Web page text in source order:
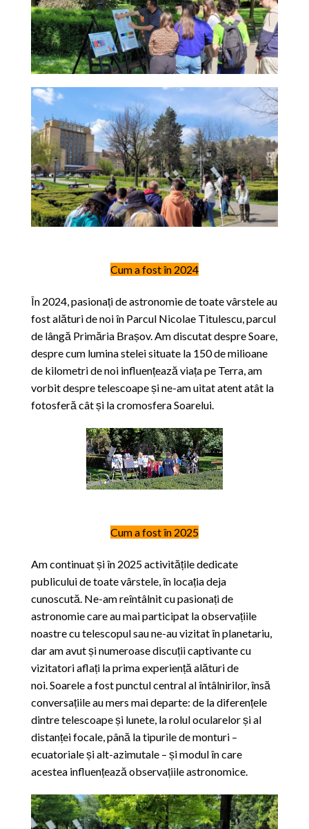
Cum a fost în 2024
În 2024, pasionați de astronomie de toate vârstele au
fost alături de noi în Parcul Nicolae Titulescu, parcul
de lângă Primăria Brașov. Am discutat despre Soare,
despre cum lumina stelei situate la 150 de milioane
de kilometri de noi influențează viața pe Terra, am
vorbit despre telescoape și ne-am uitat atent atât la
fotosferă cât și la cromosfera Soarelui.
Cum a fost în 2025
Am continuat și în 2025 activitățile dedicate
publicului de toate vârstele, în locația deja
cunoscută. Ne-am reîntâlnit cu pasionați de
astronomie care au mai participat la observațiile
noastre cu telescopul sau ne-au vizitat în planetariu,
dar am avut și numeroase discuții captivante cu
vizitatori aflați la prima experiență alături de
noi.Soarele a fost punctul central al întâlnirilor, însă
conversațiile au mers mai departe: de la diferențele
dintre telescoape și lunete, la rolul ocularelor și al
distanței focale, până la tipurile de monturi –
ecuatoriale și alt-azimutale – și modul în care
acestea influențează observațiile astronomice.